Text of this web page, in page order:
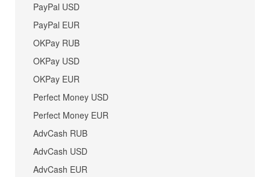
PayPal USD
PayPal EUR
OKPay RUB
OKPay USD
OKPay EUR
Perfect Money USD
Perfect Money EUR
AdvCash RUB
AdvCash USD
AdvCash EUR